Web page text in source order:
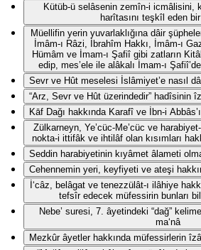
Kütüb-ü selâsenin zemîn-i icmâlisini,
harîtasını teşkîl eden
Müellifin yerin yuvarlaklığına dâir
İmâm-ı Râzi, İbrahîm Hakkı, İmâm-ı
Hümâm ve İmam-ı Şafiî gibi zatların
edip, mes’ele ile alâkalı İmam-ı
Sevr ve Hût meselesi İslâmiyet’e nasıl
“Arz, Sevr ve Hût üzerindedir” hadîsinin
Kāf Dağı hakkında Karafî ve İbn-i
Zülkarneyn, Ye’cüc-Me’cüc ve
nokta-i ittifâk ve ihtilâf olan kısımları
Seddin harabiyetinin kıyâmet âlameti
Cehennemin yeri, keyfiyeti ve ateşi
İ‘câz, belâgat ve tenezzülât-ı ilâhiye
tefsîr edecek müfessirin bunları
Nebe’ suresi, 7. âyetindeki “dağ”
ma‘nâ
Mezkûr âyetler hakkında müfessirlerin